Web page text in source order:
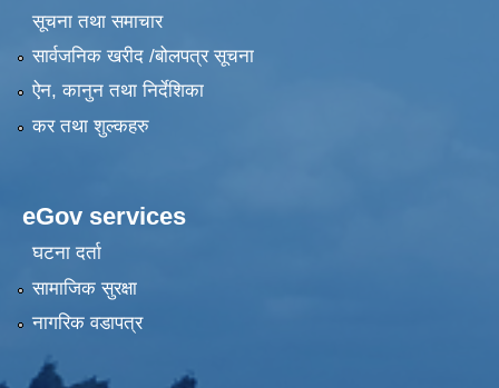
सूचना तथा समाचार
सार्वजनिक खरीद /बोलपत्र सूचना
ऐन, कानुन तथा निर्देशिका
कर तथा शुल्कहरु
eGov services
घटना दर्ता
सामाजिक सुरक्षा
नागरिक वडापत्र